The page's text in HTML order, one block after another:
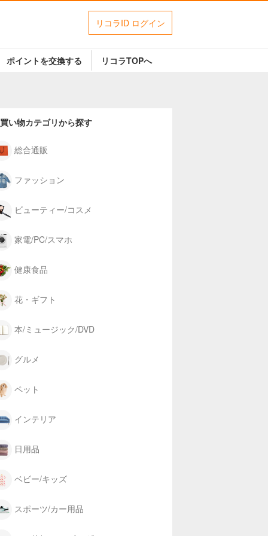
リコラID ログイン
ポイントを交換する リコラTOPへ
い物カテゴリから探す
総合通販
ファッション
ビューティー/コスメ
家電/PC/スマホ
健康食品
花・ギフト
本/ミュージック/DVD
グルメ
ペット
インテリア
日用品
ベビー/キッズ
スポーツ/カー用品